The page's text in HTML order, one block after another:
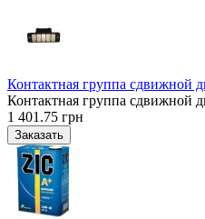
Контактная группа сдвижной
Контактная группа сдвижной
1 401.75 грн